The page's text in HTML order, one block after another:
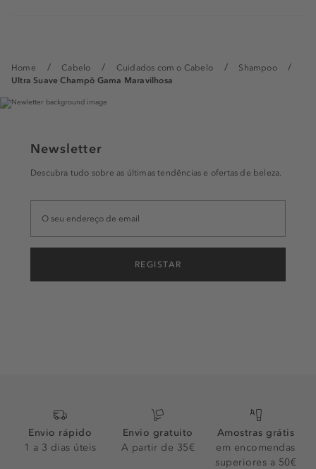
Home Cabelo Cuidados com o Cabelo
Shampoo
Ultra Suave Champô Gama Maravilhosa
Newsletter
Descubra tudo sobre as últimas tendências e ofertas de beleza.
REGISTAR
Envio rápido
1 a 3 dias úteis
Envio gratuito
A partir de 35€
Amostras grátis
em encomendas
superiores a 50€